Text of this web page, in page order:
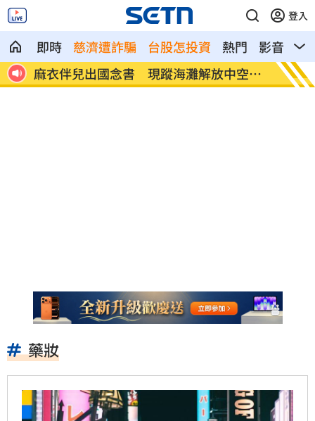
登入
即時 慈濟遭詐騙 台股怎投資 熱門 影音
熱
辣
0050賺千萬！1億男哲哲喊5年內十萬點 漢光
藥妝